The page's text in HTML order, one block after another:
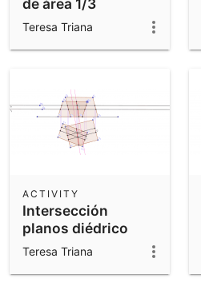
Get started with our Resources
Notes
App Downloads
de área 1/3
Teresa Triana
Intersección
planos diédrico
ACTIVITY
Teresa Triana